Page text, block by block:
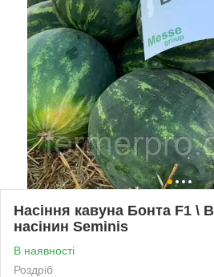
Насіння кавуна Бонта F1 \
насінин Seminis
В наявності
Роздріб